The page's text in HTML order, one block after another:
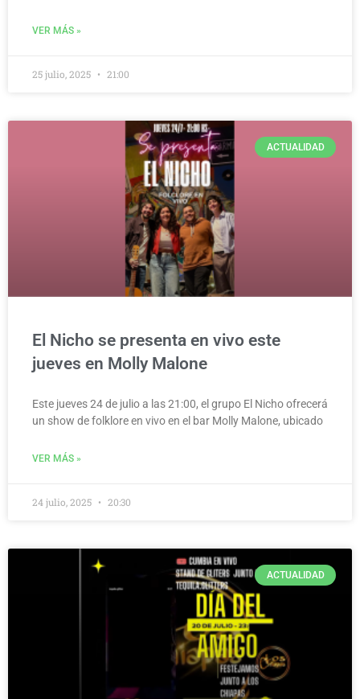
VER MÁS »
25 julio, 2025 21:00
ACTUALIDAD
El Nicho se presenta en vivo este
jueves en Molly Malone
Este jueves 24 de julio a las 21:00, el grupo El Nicho ofrecerá
un show de folklore en vivo en el bar Molly Malone, ubicado
VER MÁS »
24 julio, 2025 20:30
ACTUALIDAD